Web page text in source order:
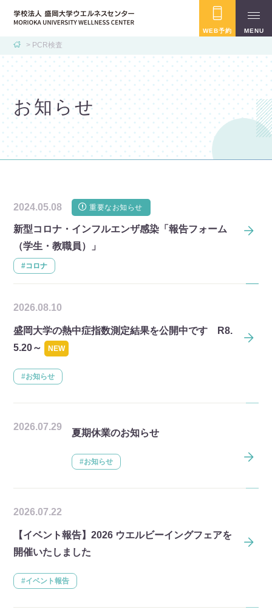
WEB予約 MENU
PCR検査
お知らせ
2024.05.08 重要なお知らせ
新型コロナ・インフルエンザ感染「報告フォーム
（学生・教職員）」
#コロナ
2026.08.10
盛岡大学の熱中症指数測定結果を公開中です R8.
5.20～
NEW
#お知らせ
2026.07.29
夏期休業のお知らせ
#お知らせ
2026.07.22
【イベント報告】2026 ウエルビーイングフェアを
開催いたしました
#イベント報告